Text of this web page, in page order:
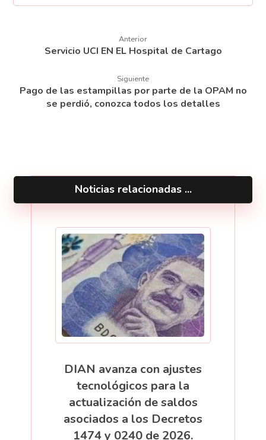
Anterior
Servicio UCI EN EL Hospital de Cartago
Siguiente
Pago de las estampillas por parte de la OPAM no
se perdió, conozca todos los detalles
Noticias relacionadas ...
DIAN avanza con ajustes
tecnológicos para la
actualización de saldos
asociados a los Decretos
1474 y 0240 de 2026.